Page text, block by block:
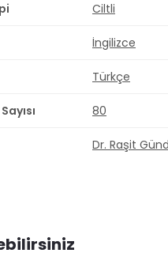
Ciltli
İngilizce
Türkçe
80
Dr. Raşit